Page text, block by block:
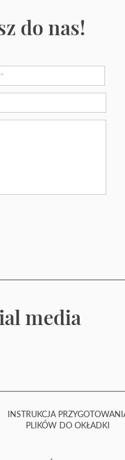
do nas!
media
INSTRUKCJA
PLIKÓW DO OKŁADKI